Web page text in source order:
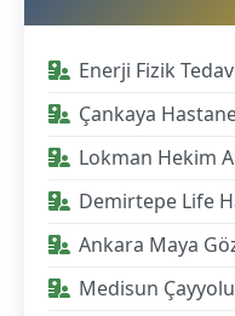
Enerji Fizik
Çankaya
Lokman Hekim
Demirtepe Life
Ankara Maya
Medisun